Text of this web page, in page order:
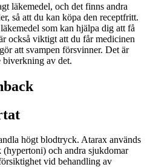
läkemedel, och det finns andra
så att du kan köpa den receptfritt.
som kan hjälpa dig att få
också viktigt att du får medicinen
att svampen försvinner. Det är
biverkning av det.
högt blodtryck. Atarax används
och andra sjukdomar
vid behandling av